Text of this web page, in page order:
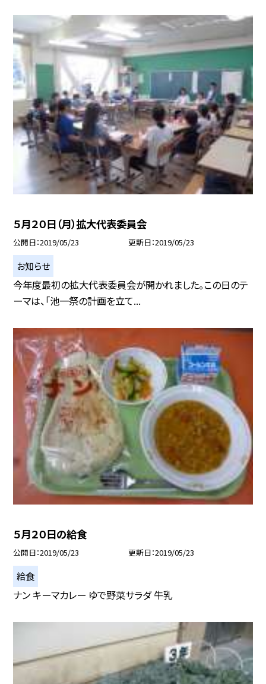
５月２０日（月）拡大代表委員会
公開日 2019/05/23 更新日 2019/05/23
お知らせ
今年度最初の拡大代表委員会が開かれました。この日のテ
ーマは、「池一祭の計画を立て...
５月２０日の給食
公開日 2019/05/23 更新日 2019/05/23
給食
ナン キーマカレー ゆで野菜サラダ 牛乳